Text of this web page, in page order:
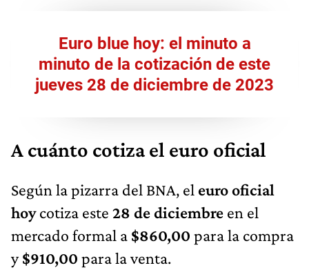
Euro blue hoy: el minuto a
minuto de la cotización de este
jueves 28 de diciembre de 2023
A cuánto cotiza el euro oficial
Según la pizarra del BNA, el euro oficial
hoycotiza este 28 de diciembre en el
mercado formal a $860,00 para la compra
y$910,00 para la venta.